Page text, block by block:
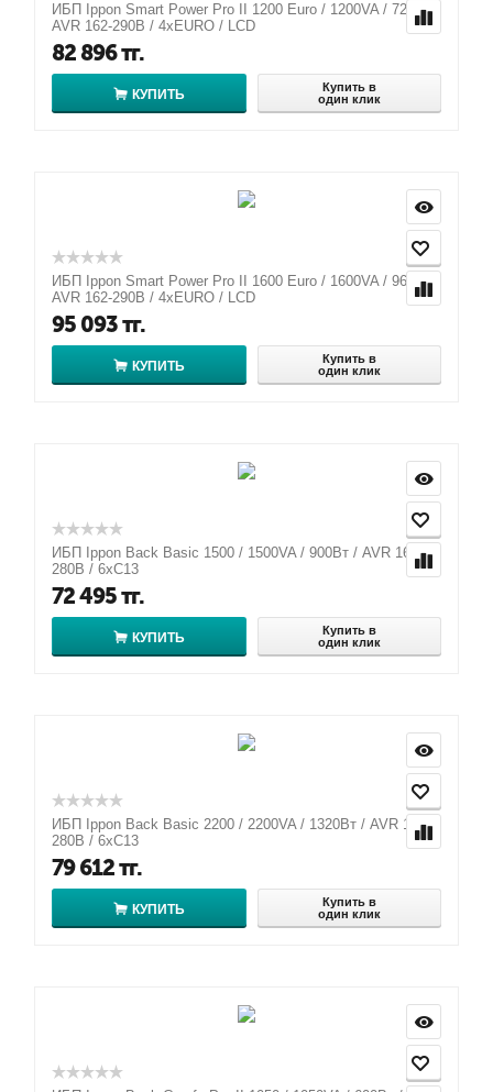
ИБП Ippon Smart Power Pro II 1200 Euro / 1200VA / 720Вт /
AVR 162-290В / 4хEURO / LCD
82 896тг.
КУПИТЬ
Купить в
один клик
ИБП Ippon Smart Power Pro II 1600 Euro / 1600VA / 960Вт /
AVR 162-290В / 4хEURO / LCD
95 093тг.
КУПИТЬ
Купить в
один клик
ИБП Ippon Back Basic 1500 / 1500VA / 900Вт / AVR 162-
280В / 6хС13
72 495тг.
КУПИТЬ
Купить в
один клик
ИБП Ippon Back Basic 2200 / 2200VA / 1320Вт / AVR 162-
280В / 6хС13
79 612тг.
КУПИТЬ
Купить в
один клик